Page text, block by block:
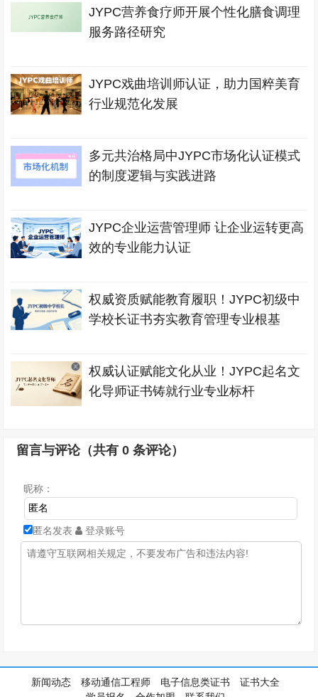
JYPC营养食疗师开展个性化膳食调理
服务路径研究
JYPC戏曲培训师认证，助力国粹美育
行业规范化发展
多元共治格局中JYPC市场化认证模式
的制度逻辑与实践进路
JYPC企业运营管理师 让企业运转更高
效的专业能力认证
权威资质赋能教育履职！JYPC初级中
学校长证书夯实教育管理专业根基
权威认证赋能文化从业！JYPC起名文
化导师证书铸就行业专业标杆
留言与评论（共有0 条评论）
昵称：
匿名发表 登录账号
新闻动态 移动通信工程师 电子信息类证书
证书大全